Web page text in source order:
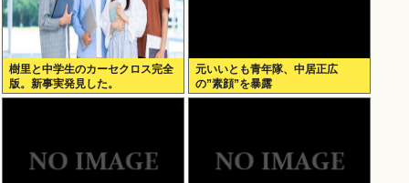
樹里と中学生のカーセクロス完全
版。新事実発見した。
元いいとも青年隊、中居正広
の”素顔”を暴露